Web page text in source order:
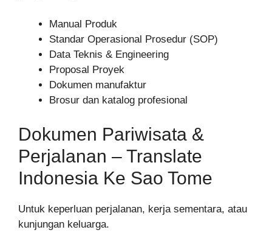
Manual Produk
Standar Operasional Prosedur (SOP)
Data Teknis & Engineering
Proposal Proyek
Dokumen manufaktur
Brosur dan katalog profesional
Dokumen Pariwisata &
Perjalanan – Translate
Indonesia Ke Sao Tome
Untuk keperluan perjalanan, kerja sementara, atau
kunjungan keluarga.